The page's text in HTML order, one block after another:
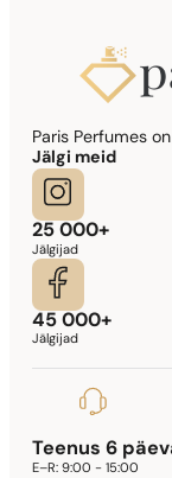
Paris Perfumes
Jälgi meid
25 000+
Jälgijad
45 000+
Jälgijad
Teenus 6
E–R:9:00 - 15:00